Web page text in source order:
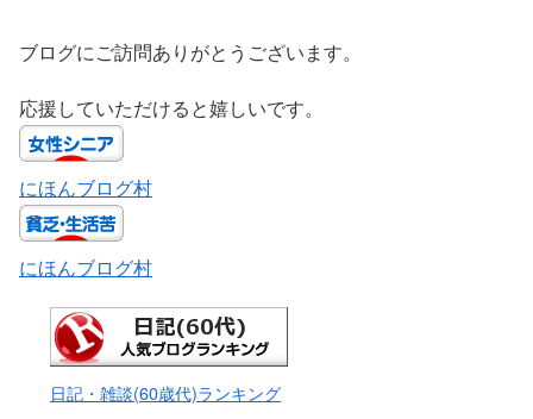
ブログにご訪問ありがとうございます。
応援していただけると嬉しいです。
にほんブログ村
にほんブログ村
日記・雑談(60歳代)ランキング